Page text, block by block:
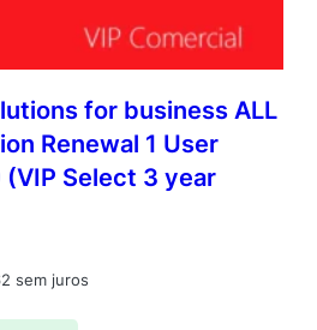
for business ALL
Renewal 1 User
(VIP Select 3 year
sem juros